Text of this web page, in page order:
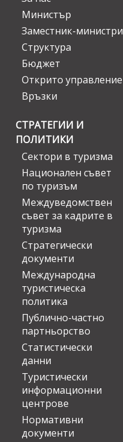
Министър
Заместник-министри
Структура
Бюджет
Открито управление
Връзки
СТРАТЕГИИ И
ПОЛИТИКИ
Сектори в туризма
Национален съвет
по туризъм
Междуведомствен
съвет за кадрите в
туризма
Стратегически
документи
Международна
туристическа
политика
Публично-частно
партньорство
Статистически
данни
Туристически
информационни
центрове
Нормативни
документи